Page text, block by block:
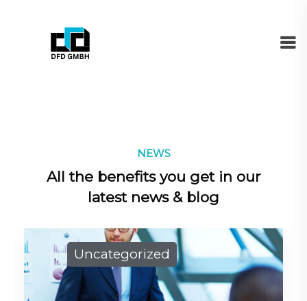
NEWS
All the benefits you get in our
latest news & blog
Uncategorized